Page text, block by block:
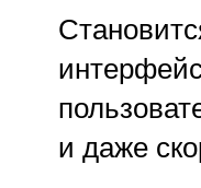
и даже